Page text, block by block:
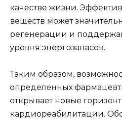
качестве жизни.
веществ может
регенерации и
уровня энергозапасов.
Таким образом,
определенных
открывает новые
кардиореабилитации.